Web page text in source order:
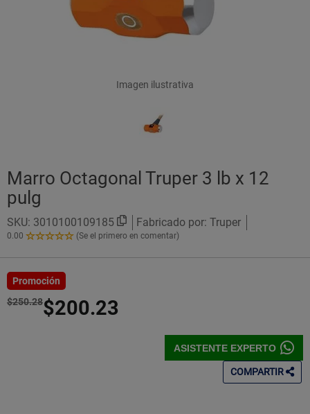
Imagen ilustrativa
Marro Octagonal Truper 3 lb x 12
pulg
SKU: 3010100109185 Fabricado por: Truper
0.00
0.00
Estrellas!
(Se el primero en comentar)
Promoción
$250.28$200.23
ASISTENTE EXPERTO
COMPARTIR